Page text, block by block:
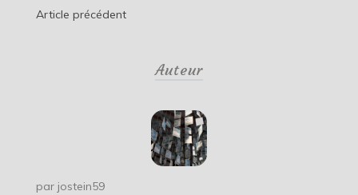
Navigation
Article précédent
Auteur
par jostein59